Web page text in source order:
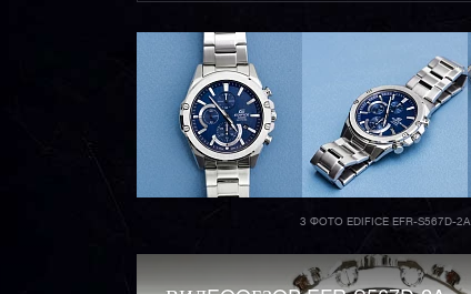
3 ФОТО EDIFICE EFR-S567D-2A